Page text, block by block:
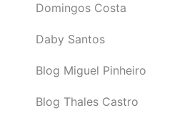
Domingos Costa
Daby Santos
Blog Miguel Pinheiro
Blog Thales Castro